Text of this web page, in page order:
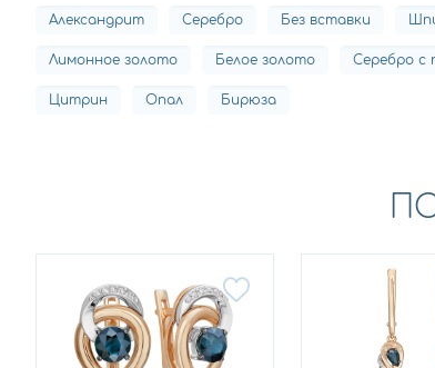
Александрит Серебро Без вставки
Лимонное золото Белое золото Серебро с
Цитрин Опал Бирюза